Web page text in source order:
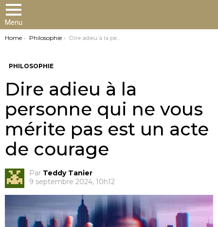
Menu
You are here:
Home Philosophie Dire adieu à la personne qui ne vous mérite pas est un acte de courage
PHILOSOPHIE
Dire adieu à la
personne qui ne vous
mérite pas est un acte
de courage
Par Teddy Tanier
9 septembre 2024, 10h12